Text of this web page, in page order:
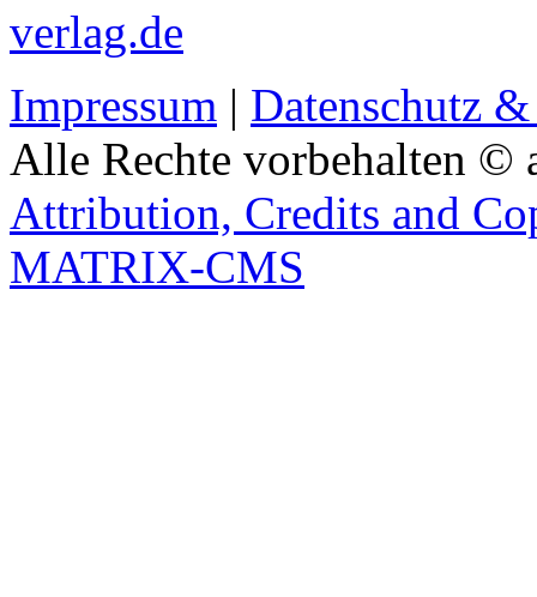
verlag.de
Impressum | Datenschutz
Alle Rechte vorbehalten ©
Attribution, Credits and
MATRIX-CMS